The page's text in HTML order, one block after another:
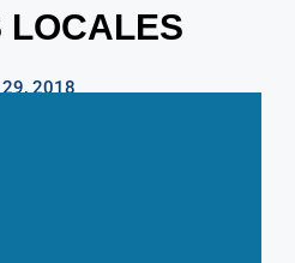
LOCALES
2018